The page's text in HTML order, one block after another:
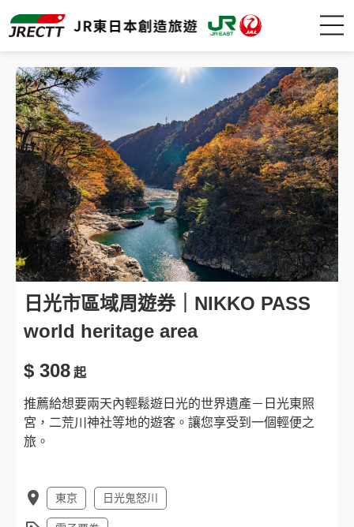
日本自由行-創
日光市區域周遊券｜NIKKO PASS
world heritage area
$ 308 起
推薦給想要兩天內輕鬆遊日光的世界遺產－日光東照
宮，二荒川神社等地的遊客。讓您享受到一個輕便之
旅。
東京 日光鬼怒川